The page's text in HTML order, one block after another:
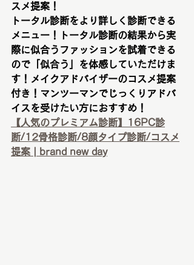
スメ提案！
トータル診断をより詳しく診断できる
メニュー！トータル診断の結果から実
際に似合うファッションを試着できる
ので「似合う」を体感していただけま
す！メイクアドバイザーのコスメ提案
付き！マンツーマンでじっくりアドバ
イスを受けたい方におすすめ！
【人気のプレミアム診断】16PC診
断/12骨格診断/8顔タイプ診断/コスメ
提案 | brand new day